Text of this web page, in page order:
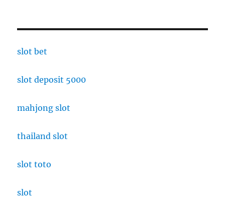
slot bet
slot deposit 5000
mahjong slot
thailand slot
slot toto
slot